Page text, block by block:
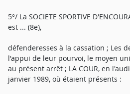
5°/ La SOCIETE SPORTIVE
est ... (8e),
défenderesses à la cassation ; Les
l'appui de leur pourvoi, le moyen
au présent arrêt ; LA COUR, en
janvier 1989, où étaient présents :